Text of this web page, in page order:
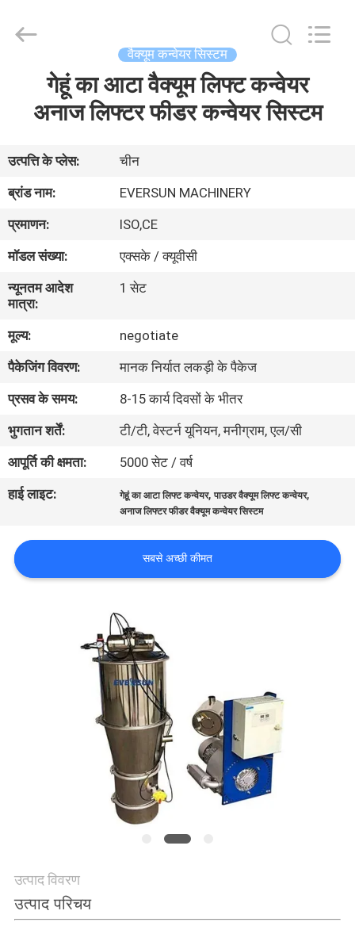
वीआर
दिखाएँ
हमारे
बारे
कारखाना
भ्रमण
गुणवत्ता
नियंत्रण
करें
नीति
वैक्यूम कन्वेयर सिस्टम
गेहूं का आटा वैक्यूम लिफ्ट कन्वेयर
अनाज लिफ्टर फीडर कन्वेयर सिस्टम
उत्पत्ति के प्लेस:
चीन
ब्रांड नाम:
EVERSUN MACHINERY
प्रमाणन:
ISO,CE
मॉडल संख्या:
एक्सके / क्यूवीसी
न्यूनतम आदेश
मात्रा:
1 सेट
मूल्य:
negotiate
पैकेजिंग विवरण:
मानक निर्यात लकड़ी के पैकेज
प्रसव के समय:
8-15 कार्य दिवसों के भीतर
भुगतान शर्तें:
टी/टी, वेस्टर्न यूनियन, मनीग्राम, एल/सी
आपूर्ति की क्षमता:
5000 सेट / वर्ष
हाई लाइट:
गेहूं का आटा लिफ्ट कन्वेयर,पाउडर वैक्यूम लिफ्ट कन्वेयर,
अनाज लिफ्टर फीडर वैक्यूम कन्वेयर सिस्टम
सबसे अच्छी कीमत
उत्पाद विवरण
उत्पाद परिचय